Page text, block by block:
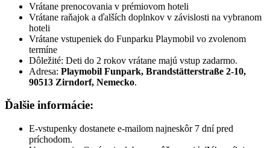
Vrátane prenocovania v prémiovom hoteli
Vrátane raňajok a ďalších doplnkov v závislosti na vybranom
hoteli
Vrátane vstupeniek do Funparku Playmobil vo zvolenom
termíne
Dôležité: Deti do 2 rokov vrátane majú vstup zadarmo.
Adresa: Playmobil Funpark, Brandstätterstraße 2-10,
90513 Zirndorf, Nemecko.
Ďalšie informácie:
E-vstupenky dostanete e-mailom najneskôr 7 dní pred
príchodom.